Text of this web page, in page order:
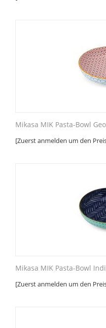
Mikasa MIK Pasta-Bowl
[Zuerst anmelden um den
Mikasa MIK Pasta-Bowl
[Zuerst anmelden um den